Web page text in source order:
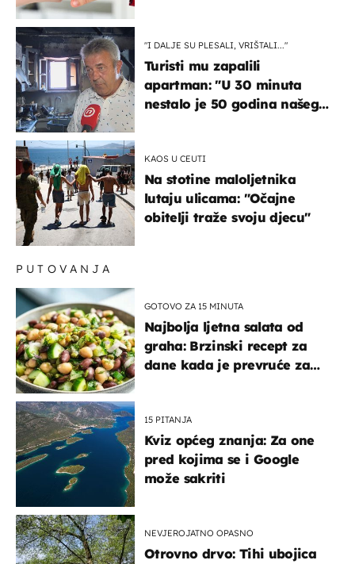
"I DALJE SU PLESALI, VRIŠTALI..."
Turisti mu zapalili
apartman: "U 30 minuta
nestalo je 50 godina našeg
KAOS U CEUTI
Na stotine maloljetnika
lutaju ulicama: "Očajne
obitelji traže svoju djecu"
PUTOVANJA
GOTOVO ZA 15 MINUTA
Najbolja ljetna salata od
graha: Brzinski recept za
dane kada je prevruće za
15 PITANJA
Kviz općeg znanja: Za one
pred kojima se i Google
može sakriti
NEVJEROJATNO OPASNO
Otrovno drvo: Tihi ubojica